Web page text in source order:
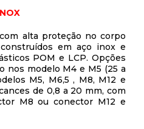
alta proteção no corpo
em aço inox e
POM e LCP. Opções
nos modelo M4 e M5 (25 a
M5, M6,5 , M8, M12 e
de 0,8 a 20 mm, com
M8 ou conector M12 e